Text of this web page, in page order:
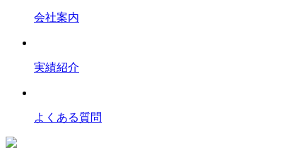
会社案内
実績紹介
よくある質問